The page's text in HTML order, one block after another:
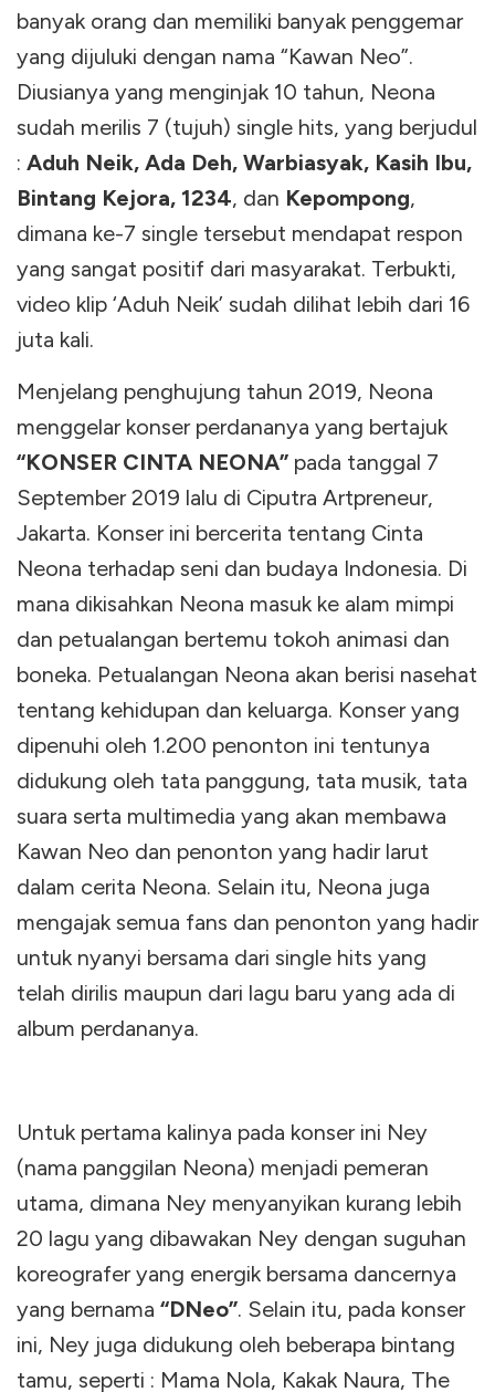
banyak orang dan memiliki banyak penggemar
yang dijuluki dengan nama “Kawan Neo”.
Diusianya yang menginjak 10 tahun, Neona
sudah merilis 7 (tujuh) single hits, yang berjudul
: Aduh Neik, Ada Deh, Warbiasyak, Kasih Ibu,
Bintang Kejora, 1234, dan Kepompong,
dimana ke-7 single tersebut mendapat respon
yang sangat positif dari masyarakat. Terbukti,
video klip ‘Aduh Neik’ sudah dilihat lebih dari 16
juta kali.
Menjelang penghujung tahun 2019, Neona
menggelar konser perdananya yang bertajuk
“KONSER CINTA NEONA” pada tanggal 7
September 2019 lalu di Ciputra Artpreneur,
Jakarta. Konser ini bercerita tentang Cinta
Neona terhadap seni dan budaya Indonesia. Di
mana dikisahkan Neona masuk ke alam mimpi
dan petualangan bertemu tokoh animasi dan
boneka. Petualangan Neona akan berisi nasehat
tentang kehidupan dan keluarga. Konser yang
dipenuhi oleh 1.200 penonton ini tentunya
didukung oleh tata panggung, tata musik, tata
suara serta multimedia yang akan membawa
Kawan Neo dan penonton yang hadir larut
dalam cerita Neona. Selain itu, Neona juga
mengajak semua fans dan penonton yang hadir
untuk nyanyi bersama dari single hits yang
telah dirilis maupun dari lagu baru yang ada di
album perdananya.
Untuk pertama kalinya pada konser ini Ney
(nama panggilan Neona) menjadi pemeran
utama, dimana Ney menyanyikan kurang lebih
20 lagu yang dibawakan Ney dengan suguhan
koreografer yang energik bersama dancernya
yang bernama “DNeo”. Selain itu, pada konser
ini, Ney juga didukung oleh beberapa bintang
tamu, seperti : Mama Nola, Kakak Naura, The